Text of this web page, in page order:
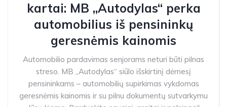
kartai: MB „Autodylas“ perka
automobilius iš pensininkų
geresnėmis kainomis
Automobilio pardavimas senjorams neturi būti pilnas
streso. MB „Autodylas“ siūlo išskirtinį dėmesį
pensininkams – automobilių supirkimas vykdomas
geresnėmis kainomis ir su pilnu dokumentų sutvarkymu